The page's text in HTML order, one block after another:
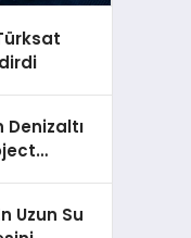
Denizaltı
Uzun Su